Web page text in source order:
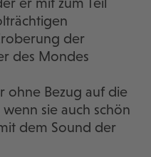
der
des Mondes
ohne Bezug auf die
sie auch schön
dem Sound der